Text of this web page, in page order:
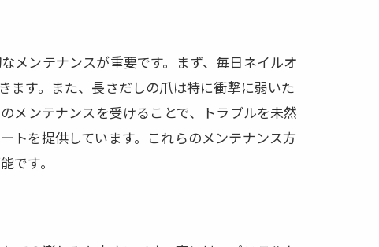
メンテナンスが重要です。まず、毎日ネイルオ
ます。また、長さだしの爪は特に衝撃に弱いた
メンテナンスを受けることで、トラブルを未然
トを提供しています。これらのメンテナンス方
です。